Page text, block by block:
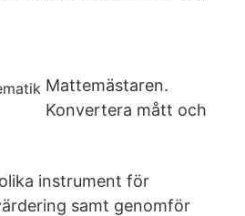
Mattemästaren.
Konvertera mått och
instrument för
samt genomför